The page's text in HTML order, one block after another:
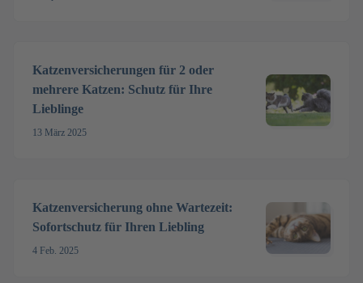
Katzenversicherungen für 2 oder
mehrere Katzen: Schutz für Ihre
Lieblinge
13 März 2025
Katzenversicherung ohne Wartezeit:
Sofortschutz für Ihren Liebling
4 Feb. 2025